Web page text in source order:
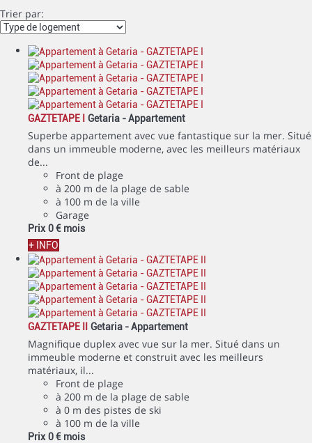
Trier par:
GAZTETAPE I Getaria -Appartement
Superbe appartement avec vue fantastique sur la mer. Situé
dans un immeuble moderne, avec les meilleurs matériaux
de...
Front de plage
à 200 m de la plage de sable
à 100 m de la ville
Garage
Prix 0 € mois
+ INFO
GAZTETAPE II Getaria -Appartement
Magnifique duplex avec vue sur la mer. Situé dans un
immeuble moderne et construit avec les meilleurs
matériaux, il...
Front de plage
à 200 m de la plage de sable
à 0 m des pistes de ski
à 100 m de la ville
Prix 0 € mois